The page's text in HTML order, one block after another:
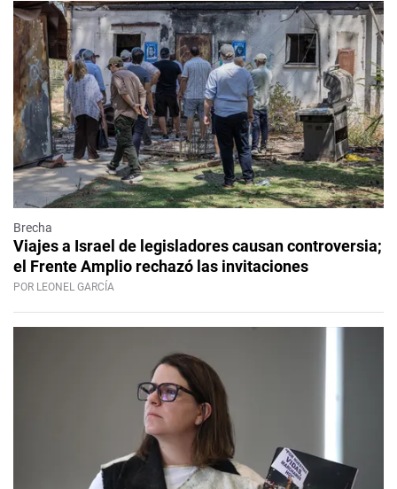
Brecha
Viajes a Israel de legisladores causan controversia;
el Frente Amplio rechazó las invitaciones
POR LEONEL GARCÍA